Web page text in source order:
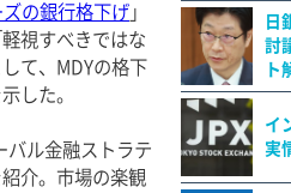
の銀行格下げ 」
視すべきではな
て、MDYの格下
した。
バル金融ストラテ
介。市場の楽観
日
討
ト
イ
実